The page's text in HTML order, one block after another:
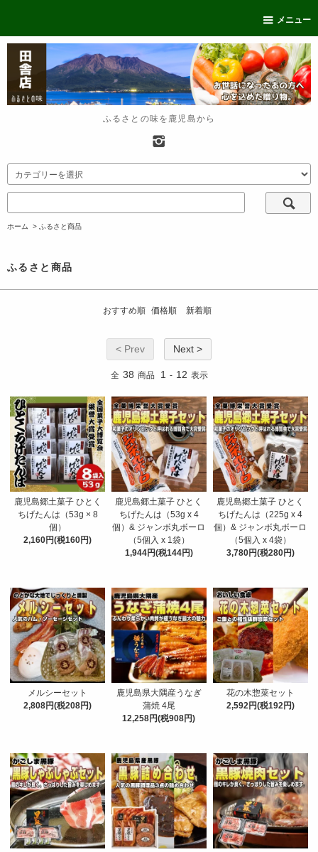
メニュー
ふるさとの味を鹿児島から
ホーム > ふるさと商品
ふるさと商品
おすすめ順 価格順 新着順
< Prev Next >
全 38 商品 1 - 12 表示
鹿児島郷土菓子 ひとく
ちげたんは（53g × 8
個）
2,160円(税160円)
鹿児島郷土菓子 ひとく
ちげたんは（53g x 4
個）& ジャンボ丸ボーロ
（5個入 x 1袋）
1,944円(税144円)
鹿児島郷土菓子 ひとく
ちげたんは（225g x 4
個）& ジャンボ丸ボーロ
（5個入 x 4袋）
3,780円(税280円)
メルシーセット
2,808円(税208円)
鹿児島県大隅産うなぎ
蒲焼 4尾
12,258円(税908円)
花の木惣菜セット
2,592円(税192円)